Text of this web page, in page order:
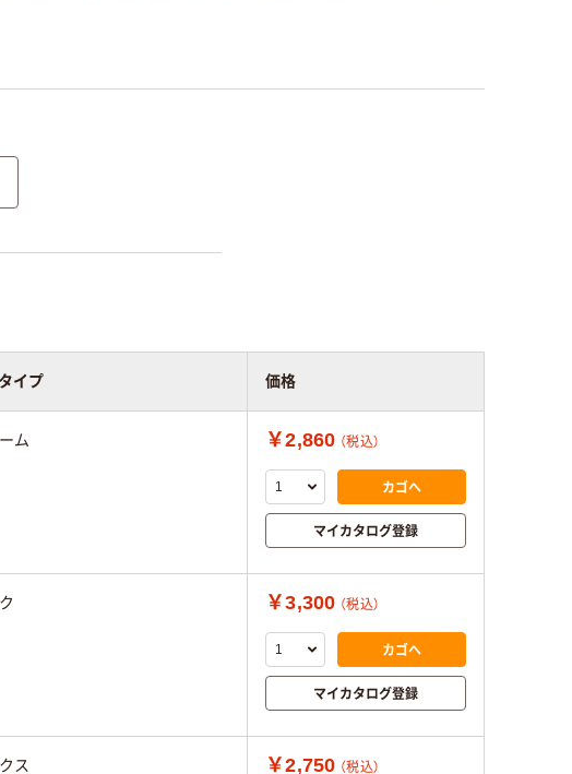
イプ 価格
ム ￥2,860 （税込）
カゴへ
マイカタログ登録
￥3,300 （税込）
カゴへ
マイカタログ登録
ス ￥2,750 （税込）